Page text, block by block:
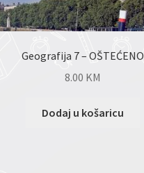
Geografija 7 – OŠTEĆENO
8.00 KM
Dodaj u košaricu